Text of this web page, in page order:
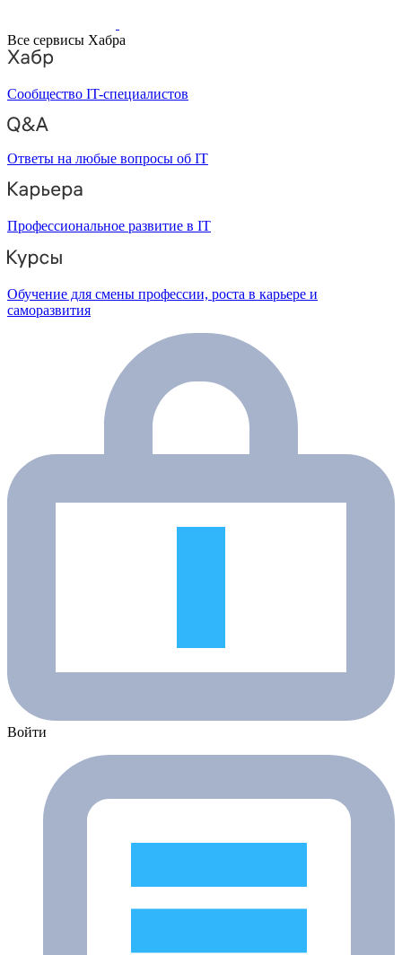
Все сервисы Хабра
Сообщество IT-специалистов
Ответы на любые вопросы об IT
Профессиональное развитие в IT
Обучение для смены профессии, роста в карьере и
саморазвития
Войти